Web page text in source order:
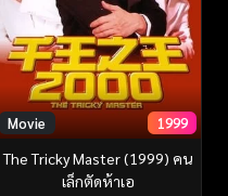
Movie 1999
The Tricky Master (1999) คน
เล็กตัดห้าเอ